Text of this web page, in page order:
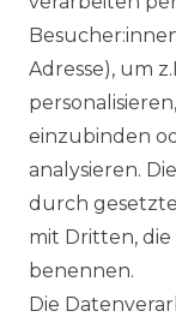
Versandkosten
Impressum
Adresse), um
einzubinden
analysieren.
durch
mit Dritten,
benennen.
Die